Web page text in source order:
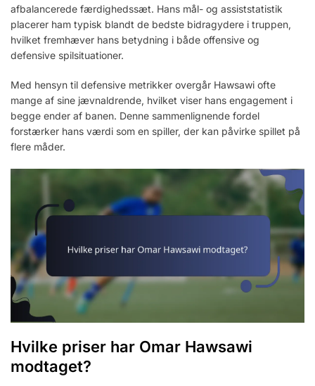
afbalancerede færdighedssæt. Hans mål- og assiststatistik
placerer ham typisk blandt de bedste bidragydere i truppen,
hvilket fremhæver hans betydning i både offensive og
defensive spilsituationer.
Med hensyn til defensive metrikker overgår Hawsawi ofte
mange af sine jævnaldrende, hvilket viser hans engagement i
begge ender af banen. Denne sammenlignende fordel
forstærker hans værdi som en spiller, der kan påvirke spillet på
flere måder.
Hvilke priser har Omar Hawsawi
modtaget?